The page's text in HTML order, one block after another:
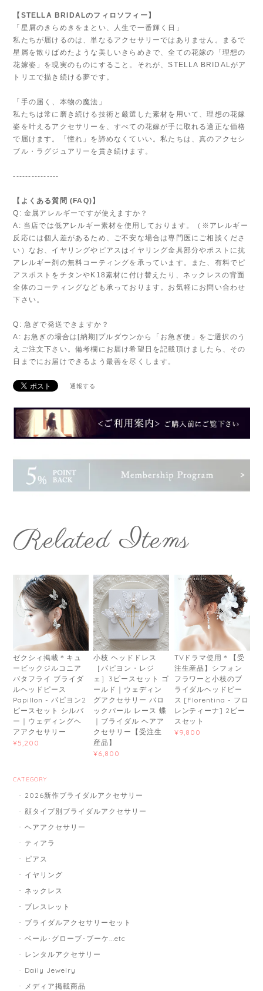
【STELLA BRIDALのフィロソフィー】
「星屑のきらめきをまとい、人生で一番輝く日」
私たちが届けるのは、単なるアクセサリーではありません。まるで
星屑を散りばめたような美しいきらめきで、全ての花嫁の「理想の
花嫁姿」を現実のものにすること。それが、STELLA BRIDALがア
トリエで描き続ける夢です。
「手の届く、本物の魔法」
私たちは常に磨き続ける技術と厳選した素材を用いて、理想の花嫁
姿を叶えるアクセサリーを、すべての花嫁が手に取れる適正な価格
で届けます。「憧れ」を諦めなくていい。私たちは、真のアクセシ
ブル・ラグジュアリーを貫き続けます。
---------------
【よくある質問 (FAQ)】
Q: 金属アレルギーですが使えますか？
A: 当店では低アレルギー素材を使用しております。（※アレルギー
反応には個人差があるため、ご不安な場合は専門医にご相談くださ
い）なお、イヤリングやピアスはイヤリング金具部分やポストに抗
アレルギー剤の無料コーティングを承っています。また、有料でピ
アスポストをチタンやK18素材に付け替えたり、ネックレスの背面
全体のコーティングなども承っております。お気軽にお問い合わせ
下さい。
Q: 急ぎで発送できますか？
A: お急ぎの場合は[納期]プルダウンから「お急ぎ便」をご選択のう
えご注文下さい。備考欄にお届け希望日を記載頂けましたら、その
日までにお届けできるよう最善を尽くします。
通報する
Related Items
ゼクシィ掲載＊キュ
ービックジルコニア
バタフライ ブライダ
ルヘッドピース
Papillon - パピヨン2
ピースセット シルバ
ー｜ウェディングヘ
アアクセサリー
¥5,200
小枝 ヘッドドレス
［パピヨン・レジ
ェ］3ピースセット ゴ
ールド｜ウェディン
グアクセサリー バロ
ックパール レース 蝶
｜ブライダル ヘアア
クセサリー【受注生
産品】
¥6,800
TVドラマ使用＊【受
注生産品】シフォン
フラワーと小枝のブ
ライダルヘッドピー
ス [Florentina - フロ
レンティーナ] 2ピー
スセット
¥9,800
CATEGORY
2026新作ブライダルアクセサリー
顔タイプ別ブライダルアクセサリー
ヘアアクセサリー
ティアラ
ピアス
イヤリング
ネックレス
ブレスレット
ブライダルアクセサリーセット
ベール･グローブ･ブーケ...etc
レンタルアクセサリー
Daily Jewelry
メディア掲載商品